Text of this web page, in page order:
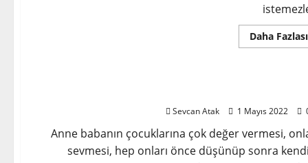
Daha Fazlası
Sevcan Atak 1 Mayıs 2022
Anne babanın çocuklarına çok değer vermesi,
sevmesi, hep onları önce düşünüp sonra